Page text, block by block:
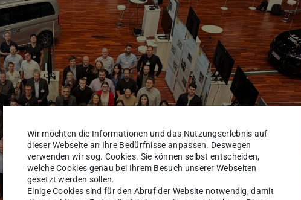
Wir möchten die Informationen und das Nutzungserlebnis auf
dieser Webseite an Ihre Bedürfnisse anpassen. Deswegen
verwenden wir sog. Cookies. Sie können selbst entscheiden,
welche Cookies genau bei Ihrem Besuch unserer Webseiten
gesetzt werden sollen.
Einige Cookies sind für den Abruf der Website notwendig, damit